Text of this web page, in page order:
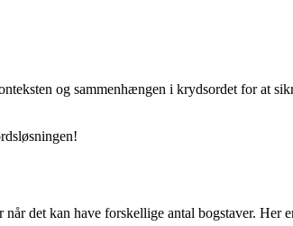
og sammenhængen i krydsordet for at
det kan have forskellige antal bogstaver. Her